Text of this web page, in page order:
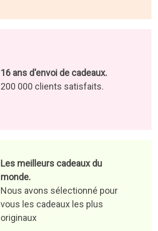
16 ans d'envoi de cadeaux.
200 000 clients satisfaits.
Les meilleurs cadeaux du
monde.
Nous avons sélectionné pour
vous les cadeaux les plus
originaux